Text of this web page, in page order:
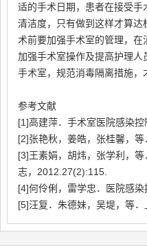
适的手术日期，患者在接受
清洁度，只有做到这样才算
术前要加强手术室的管理，
加强手术室操作及提高护理
手术室，规范消毒隔离措施，
参考文献
[1]高建萍．手术室医院感染
[2]张艳秋，姜皓，张桂馨，
[3]王素娟，胡炜，张学利，
志，2012.27(2):115.
[4]何伶俐，雷学忠．医院感
[5]汪复．朱德妹，吴堤，等